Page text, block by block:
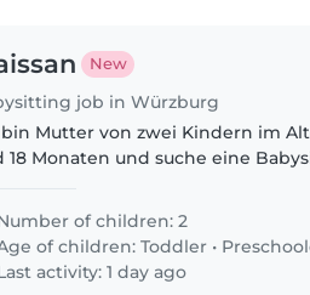
New
job in Würzburg
Mutter von zwei Kindern im
18 Monaten und suche eine
of children: 2
of children:Toddler •
activity: 1 day ago